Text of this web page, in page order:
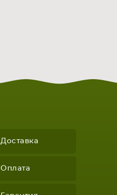
Доставка
Оплата